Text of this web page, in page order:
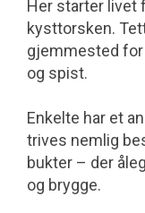
Her starter livet
kysttorsken.
gjemmested
og spist.
Enkelte har et
trives nemlig
bukter – der
og brygge.